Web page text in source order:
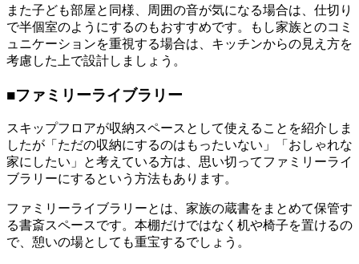
また子ども部屋と同様、周囲の音が気になる場合は、仕切り
で半個室のようにするのもおすすめです。もし家族とのコミ
ュニケーションを重視する場合は、キッチンからの見え方を
考慮した上で設計しましょう。
■ファミリーライブラリー
スキップフロアが収納スペースとして使えることを紹介しま
したが「ただの収納にするのはもったいない」「おしゃれな
家にしたい」と考えている方は、思い切ってファミリーライ
ブラリーにするという方法もあります。
ファミリーライブラリーとは、家族の蔵書をまとめて保管す
る書斎スペースです。本棚だけではなく机や椅子を置けるの
で、憩いの場としても重宝するでしょう。